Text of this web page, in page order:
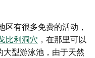
有很多免费的活动，
比利洞穴 ，在那里可以
大型游泳池，由于天然